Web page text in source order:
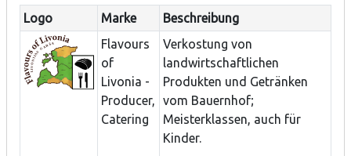
Logo Marke
Beschreibung
Flavours
of
Livonia -
Producer,
Catering
Verkostung von
landwirtschaftlichen
Produkten und Getränken
vom Bauernhof;
Meisterklassen, auch für
Kinder.